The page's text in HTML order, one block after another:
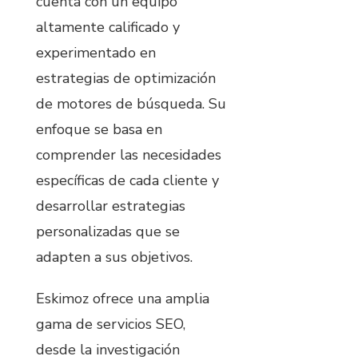
altamente calificado y
experimentado en
estrategias de optimización
de motores de búsqueda. Su
enfoque se basa en
comprender las necesidades
específicas de cada cliente y
desarrollar estrategias
personalizadas que se
adapten a sus objetivos.
Eskimoz ofrece una amplia
gama de servicios SEO,
desde la investigación